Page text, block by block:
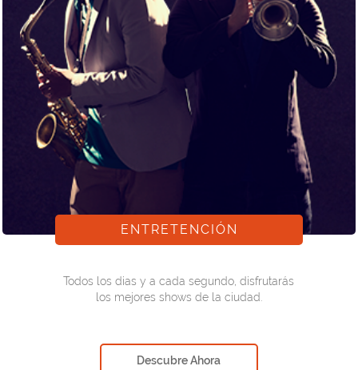
ENTRETENCIÓN
Todos los dias y a cada segundo, disfrutarás
los mejores shows de la ciudad.
Descubre Ahora